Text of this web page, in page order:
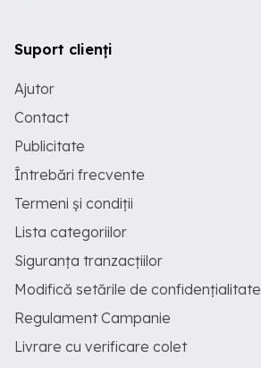
Suport clienți
Ajutor
Contact
Publicitate
Întrebări frecvente
Termeni și condiții
Lista categoriilor
Siguranța tranzacțiilor
Modifică setările de confidențialitate
Regulament Campanie
Livrare cu verificare colet